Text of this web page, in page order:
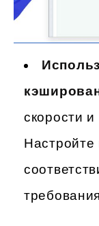
скорости и